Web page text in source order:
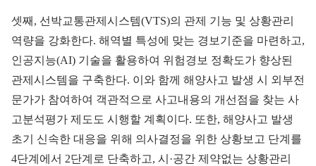
셋째, 선박교통관제시스템(VTS)의 관제 기능 및 상황관리
역량을 강화한다. 해역별 특성에 맞는 경보기준을 마련하고,
인공지능(AI) 기술을 활용하여 위험경보 정확도가 향상된
관제시스템을 구축한다. 이와 함께 해양사고 발생 시 외부전
문가가 참여하여 객관적으로 사고내용의 개선점을 찾는 사
고분석평가 제도도 시행할 계획이다. 또한, 해양사고 발생
초기 신속한 대응을 위해 의사결정을 위한 상황보고 단계를
4단계에서 2단계로 단축하고, 시·공간 제약없는 상황관리